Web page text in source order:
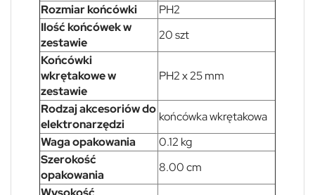
Rozmiar końcówki
PH2
Ilość końcówek w
zestawie
20 szt
Końcówki
wkrętakowe w
zestawie
PH2 x 25 mm
Rodzaj akcesoriów do
elektronarzędzi
końcówka wkrętakowa
Waga opakowania
0.12 kg
Szerokość
opakowania
8.00 cm